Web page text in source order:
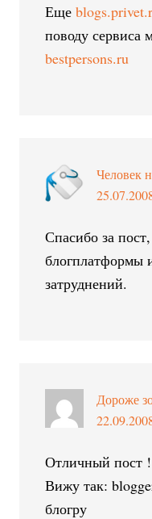
Еще
поводу сервиса
bestpersons.ru
Человек
Спасибо за
блогплатформы
затруднений.
Дороже
Отличный пост !
Вижу так:
блогру